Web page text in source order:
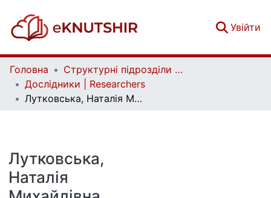
Увійти
Головна
Структурні підрозділи Київського національного університету імені Тараса Шевченка та Організації | Faculties, Institutes and Departments of Taras Shevchenko National University of Kyiv and Organizations
Дослідники | Researchers
Лутковська, Наталія Михайлівна
Лутковська,
Наталія